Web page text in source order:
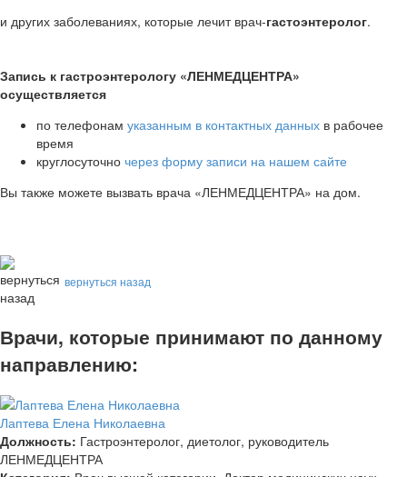
и других заболеваниях, которые лечит врач-гастоэнтеролог.
Запись к гастроэнтерологу «ЛЕНМЕДЦЕНТРА»
осуществляется
по телефонам указанным в контактных данных в рабочее
время
круглосуточно через форму записи на нашем сайте
Вы также можете вызвать врача «ЛЕНМЕДЦЕНТРА» на дом.
вернуться назад
Врачи, которые принимают по данному
направлению:
Лаптева Елена Николаевна
Должность: Гастроэнтеролог, диетолог, руководитель
ЛЕНМЕДЦЕНТРА